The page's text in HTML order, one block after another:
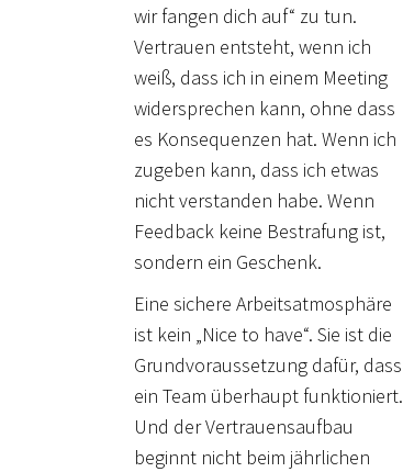
wir fangen dich auf“ zu tun.
Vertrauen entsteht, wenn ich
weiß, dass ich in einem Meeting
widersprechen kann, ohne dass
es Konsequenzen hat. Wenn ich
zugeben kann, dass ich etwas
nicht verstanden habe. Wenn
Feedback keine Bestrafung ist,
sondern ein Geschenk.
Eine sichere Arbeitsatmosphäre
ist kein „Nice to have“. Sie ist die
Grundvoraussetzung dafür, dass
ein Team überhaupt funktioniert.
Und der Vertrauensaufbau
beginnt nicht beim jährlichen